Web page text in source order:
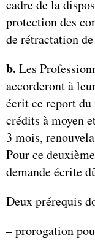
cadre de la
protection des
de rétractation
b. Les
accorderont à
écrit ce report du
crédits à moyen
3 mois,
Pour ce
demande écrite
Deux prérequis
– prorogation